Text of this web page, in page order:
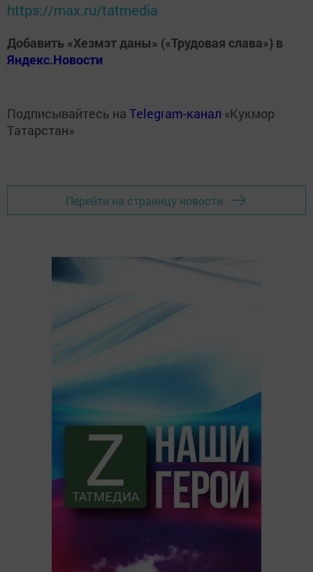
https://max.ru/tatmedia
Добавить «Хезмэт даны» («Трудовая слава») в
Яндекс.Новости
Подписывайтесь на Telegram-канал «Кукмор
Татарстан»
Перейти на страницу новости